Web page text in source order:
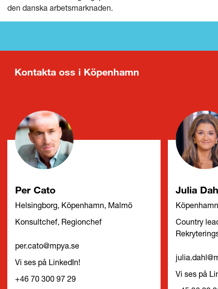
den danska arbetsmarknaden.
Kontakta oss i Köpenhamn
Per Cato
Helsingborg, Köpenhamn, Malmö
Konsultchef, Regionchef
per.cato@mpya.se
Vi ses på LinkedIn!
+46 70 300 97 29
Julia
Country
Vi ses på